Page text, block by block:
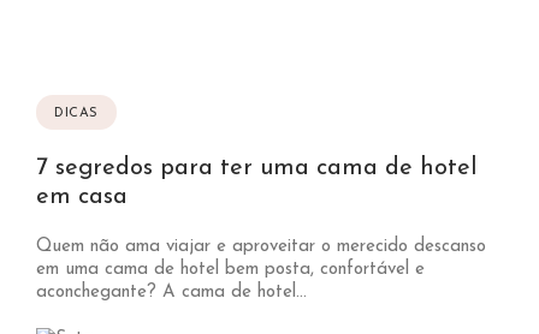
DICAS
7 segredos para ter uma cama de hotel
em casa
Quem não ama viajar e aproveitar o merecido descanso
em uma cama de hotel bem posta, confortável e
aconchegante? A cama de hotel...